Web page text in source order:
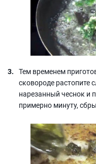
Тем временем
сковороде растопите
нарезанный чеснок и
примерно минуту,